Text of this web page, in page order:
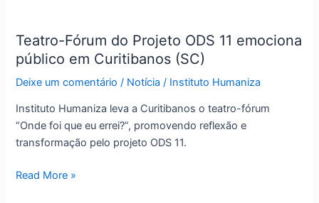
Teatro-Fórum do Projeto ODS 11 emociona
público em Curitibanos (SC)
Deixe um comentário / Notícia / Instituto Humaniza
Instituto Humaniza leva a Curitibanos o teatro-fórum
“Onde foi que eu errei?”, promovendo reflexão e
transformação pelo projeto ODS 11.
do
Projeto
emociona
público
em
(SC)
Read More »